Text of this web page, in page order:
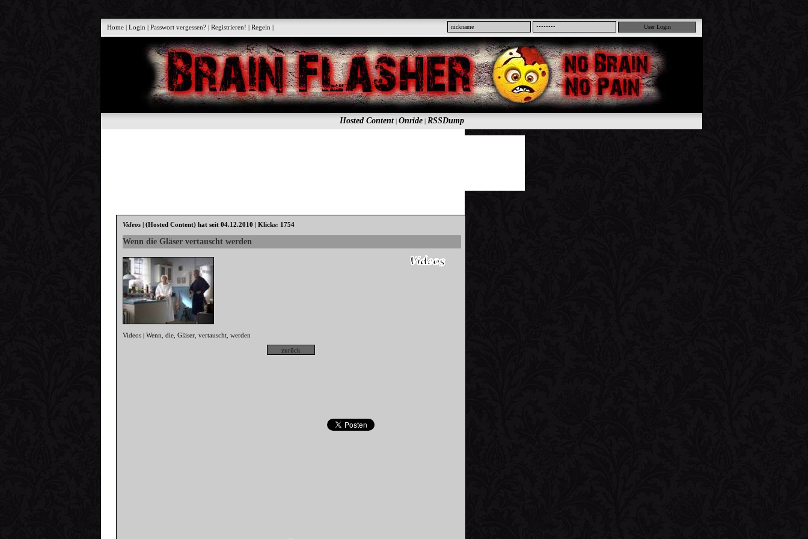
Home |Login |Passwort vergessen? |Registrieren! |Regeln |
Hosted Content| Onride| RSSDump
Videos |(Hosted Content) hat seit 04.12.2010 | Klicks: 1754
Wenn die Gläser vertauscht werden
Videos |Wenn ,die ,Gläser ,vertauscht ,werden